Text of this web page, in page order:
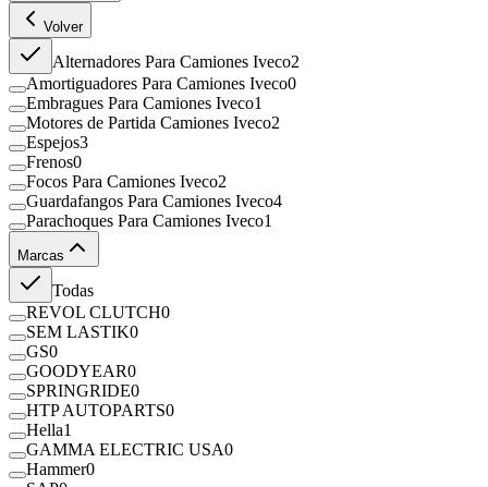
Volver
Alternadores Para Camiones Iveco2
Amortiguadores Para Camiones Iveco0
Embragues Para Camiones Iveco1
Motores de Partida Camiones Iveco2
Espejos3
Frenos0
Focos Para Camiones Iveco2
Guardafangos Para Camiones Iveco4
Parachoques Para Camiones Iveco1
Marcas
Todas
REVOL CLUTCH0
SEM LASTIK0
GS0
GOODYEAR0
SPRINGRIDE0
HTP AUTOPARTS0
Hella1
GAMMA ELECTRIC USA0
Hammer0